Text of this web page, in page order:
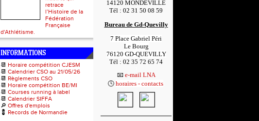
retrace
l’Histoire de la
Fédération
Française
d'Athlétisme.
INFORMATIONS
📆 Horaire compétition CJESM
📆 Calendrier CSO au 21/05/26
📆 Règlements CSO
📆 Horaire compétition BE/MI
📆 Courses running à label
📆 Calendrier SIFFA
🔎 Offres d'emplois
💈 Records de Normandie
14120 MONDEVILLE
Tél : 02 31 50 08 59
Bureau de Gd-Quevilly
7 Place Gabriel Péri
Le Bourg
76120 GD-QUEVILLY
Tél : 02 35 72 65 74
📧 e-mail LNA
🕓 horaires - contacts1